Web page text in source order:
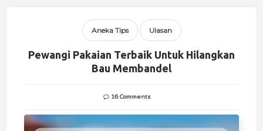
Aneka Tips Ulasan
Pewangi Pakaian Terbaik Untuk Hilangkan
Bau Membandel
16 Comments